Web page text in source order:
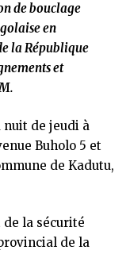
de bouclage
en
la République
et
nuit de jeudi à
Buholo 5 et
de Kadutu,
la sécurité
de la